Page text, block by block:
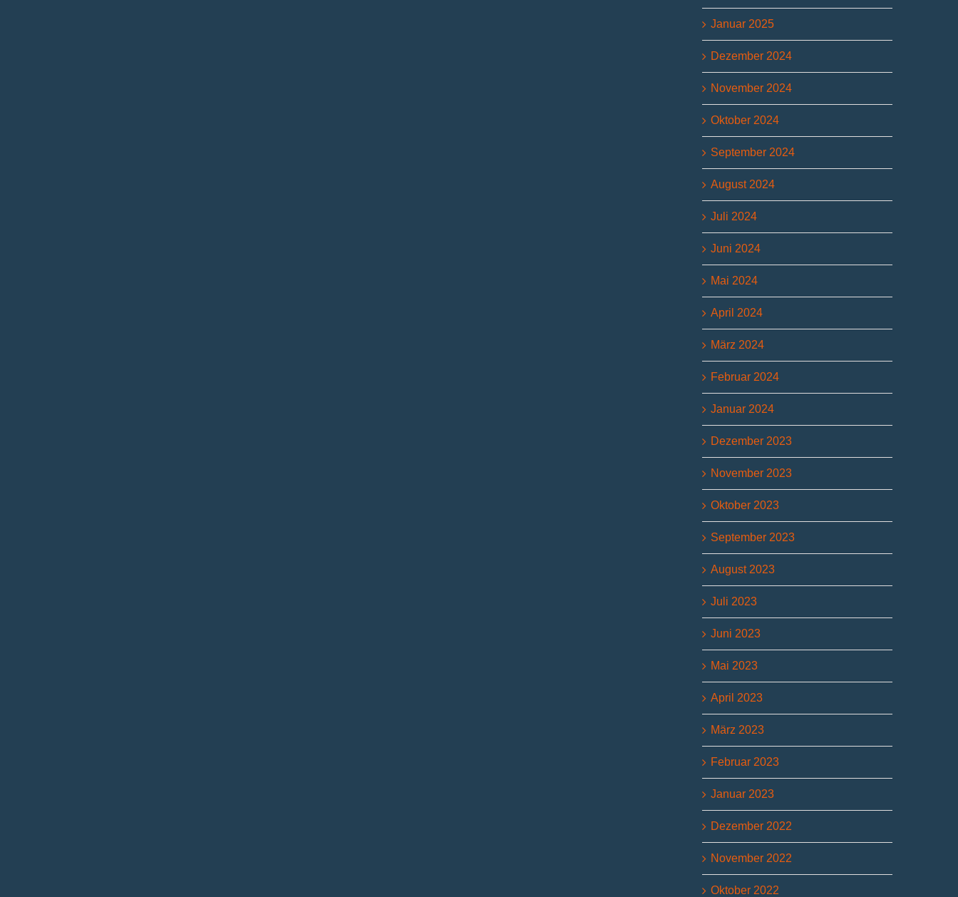
Januar 2025
Dezember 2024
November 2024
Oktober 2024
September 2024
August 2024
Juli 2024
Juni 2024
Mai 2024
April 2024
März 2024
Februar 2024
Januar 2024
Dezember 2023
November 2023
Oktober 2023
September 2023
August 2023
Juli 2023
Juni 2023
Mai 2023
April 2023
März 2023
Februar 2023
Januar 2023
Dezember 2022
November 2022
Oktober 2022